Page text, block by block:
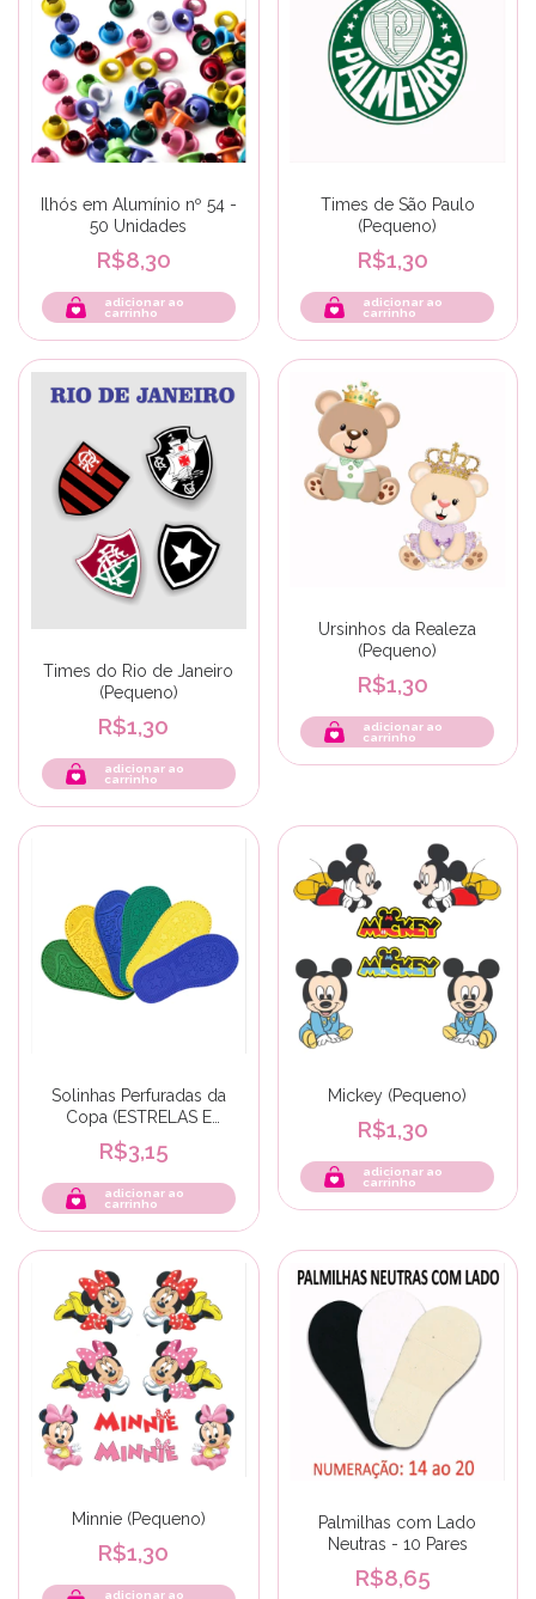
Ilhós em Alumínio nº 54 -
50 Unidades
R$8,30
adicionar ao
carrinho
Times de São Paulo
(Pequeno)
R$1,30
adicionar ao
carrinho
Times do Rio de Janeiro
(Pequeno)
R$1,30
adicionar ao
carrinho
Ursinhos da Realeza
(Pequeno)
R$1,30
adicionar ao
carrinho
Solinhas Perfuradas da
Copa (ESTRELAS E
FOFURA)
R$3,15
adicionar ao
carrinho
Mickey (Pequeno)
R$1,30
adicionar ao
carrinho
Minnie (Pequeno)
R$1,30
adicionar ao
Palmilhas com Lado
Neutras - 10 Pares
R$8,65